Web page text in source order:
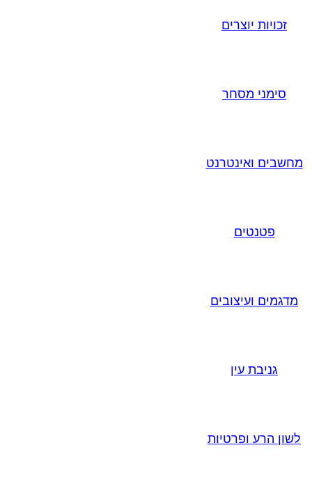
זכויות יוצרים
סימני מסחר
מחשבים ואינטרנט
פטנטים
מדגמים ועיצובים
גניבת עין
לשון הרע ופרטיות